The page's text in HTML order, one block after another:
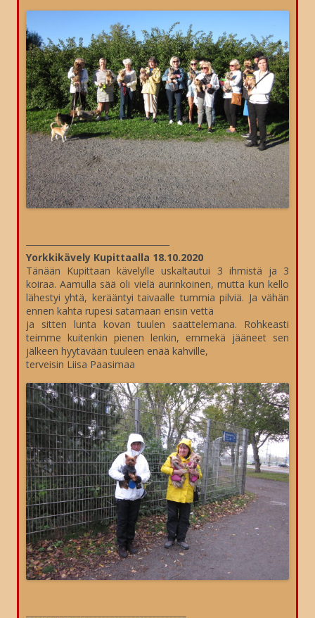
Yorkkikävely Kupittaalla 18.10.2020
Tänään Kupittaan kävelylle uskaltautui 3 ihmistä ja 3
koiraa. Aamulla sää oli vielä aurinkoinen, mutta kun kello
lähestyi yhtä, kerääntyi taivaalle tummia pilviä. Ja vähän
ennen kahta rupesi satamaan ensin vettä
ja sitten lunta kovan tuulen saattelemana. Rohkeasti
teimme kuitenkin pienen lenkin, emmekä jääneet sen
jälkeen hyytävään tuuleen enää kahville,
terveisin Liisa Paasimaa